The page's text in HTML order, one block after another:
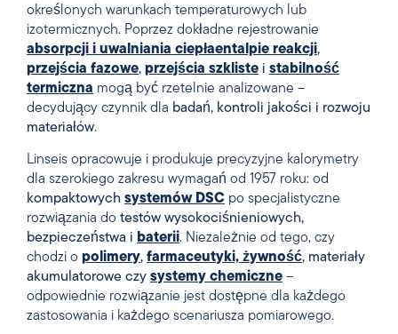
określonych warunkach temperaturowych lub
izotermicznych. Poprzez dokładne rejestrowanie
absorpcji i uwalniania ciepłaentalpie reakcji,
przejścia fazowe, przejścia szkliste i stabilność
termiczna mogą być rzetelnie analizowane –
decydujący czynnik dla badań, kontroli jakości i rozwoju
materiałów.
Linseis opracowuje i produkuje precyzyjne kalorymetry
dla szerokiego zakresu wymagań od 1957 roku: od
kompaktowych systemów DSC po specjalistyczne
rozwiązania do testów wysokociśnieniowych,
bezpieczeństwa i baterii. Niezależnie od tego, czy
chodzi o polimery, farmaceutyki, żywność, materiały
akumulatorowe czy systemy chemiczne –
odpowiednie rozwiązanie jest dostępne dla każdego
zastosowania i każdego scenariusza pomiarowego.